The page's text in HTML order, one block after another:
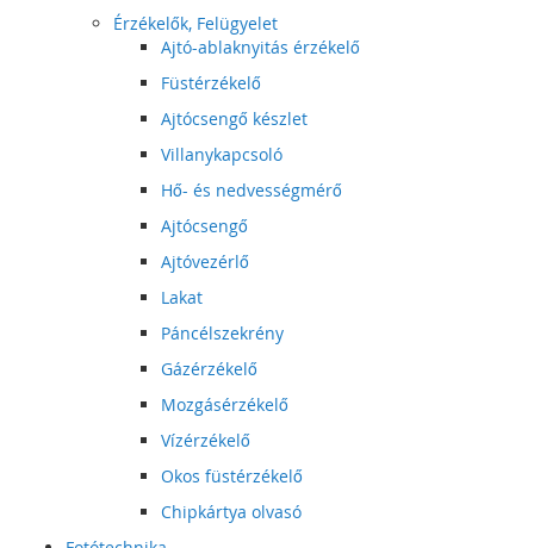
Érzékelők, Felügyelet
Ajtó-ablaknyitás érzékelő
Füstérzékelő
Ajtócsengő készlet
Villanykapcsoló
Hő- és nedvességmérő
Ajtócsengő
Ajtóvezérlő
Lakat
Páncélszekrény
Gázérzékelő
Mozgásérzékelő
Vízérzékelő
Okos füstérzékelő
Chipkártya olvasó